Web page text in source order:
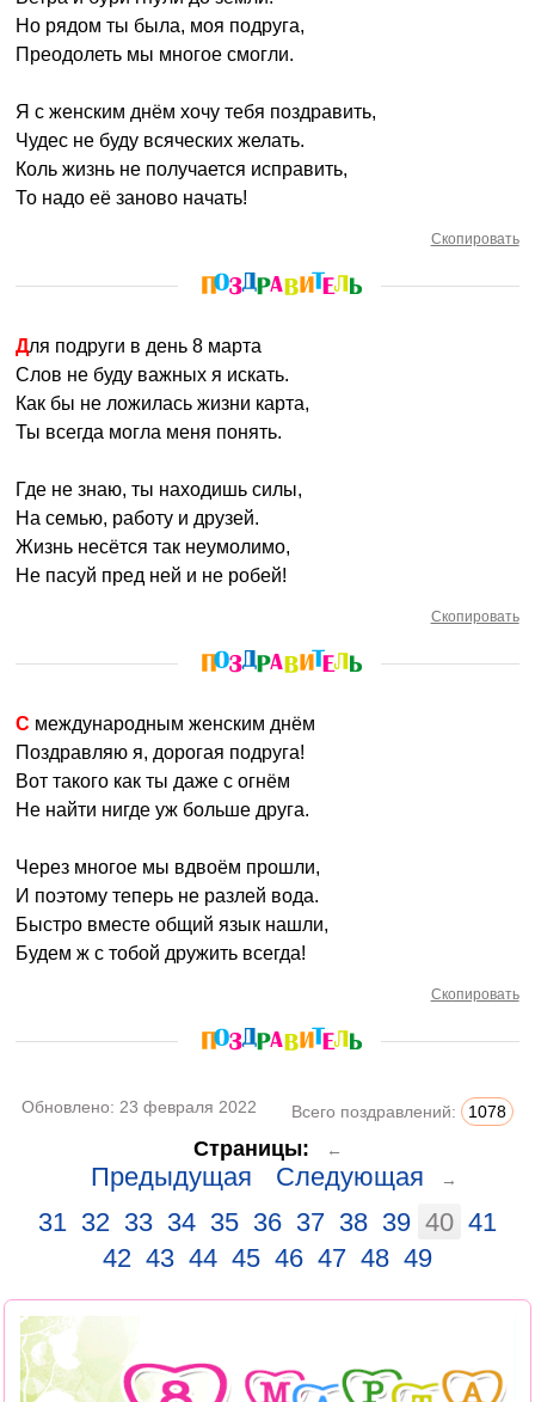
Но рядом ты была, моя подруга,
Преодолеть мы многое смогли.
Я с женским днём хочу тебя поздравить,
Чудес не буду всяческих желать.
Коль жизнь не получается исправить,
То надо её заново начать!
Скопировать
Для подруги в день 8 марта
Слов не буду важных я искать.
Как бы не ложилась жизни карта,
Ты всегда могла меня понять.
Где не знаю, ты находишь силы,
На семью, работу и друзей.
Жизнь несётся так неумолимо,
Не пасуй пред ней и не робей!
Скопировать
С международным женским днём
Поздравляю я, дорогая подруга!
Вот такого как ты даже с огнём
Не найти нигде уж больше друга.
Через многое мы вдвоём прошли,
И поэтому теперь не разлей вода.
Быстро вместе общий язык нашли,
Будем ж с тобой дружить всегда!
Скопировать
Обновлено: 23 февраля 2022 Всего поздравлений: 1078
Страницы: ←
Предыдущая Следующая →
31 32 33 34 35 36 37 38 39 40 41
42 43 44 45 46 47 48 49